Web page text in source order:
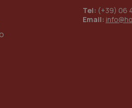
Tel: (+39) 06
Email:
named-enable